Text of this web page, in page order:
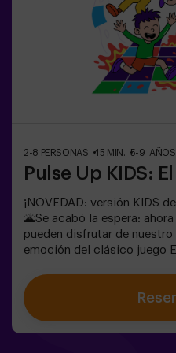
2-8 PERSONAS 45 MIN. 5-9 AÑOS
Pulse Up KIDS:
¡NOVEDAD: versión KIDS
🌋Se acabó la espera:
pueden disfrutar de
emoción del clásico juego
dinámicos y coloridos que
mente🎉 Ideal para fiestas
cumpleaños